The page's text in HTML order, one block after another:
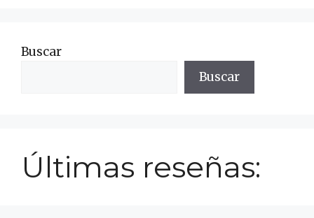
Buscar
Buscar
Últimas reseñas: